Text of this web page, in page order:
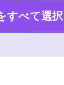
すべて選